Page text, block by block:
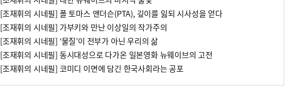
[조재휘의 시네필] 폴 토마스 앤더슨(PTA), 깊이를 잃되 시사성을 얻다
[조재휘의 시네필] 가부키와 만난 이상일의 작가주의
[조재휘의 시네필] ‘물질’이 전부가 아닌 우리의 삶
[조재휘의 시네필] 동시대성으로 다가온 일본영화 뉴웨이브의 고전
[조재휘의 시네필] 코미디 이면에 담긴 한국사회라는 공포